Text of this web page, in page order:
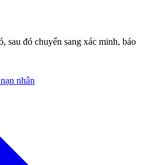
sau đó chuyển sang xác minh, báo
nhân